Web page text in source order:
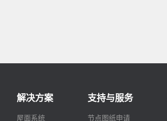
解决方案
屋面系统
支持与服务
节点图纸申请